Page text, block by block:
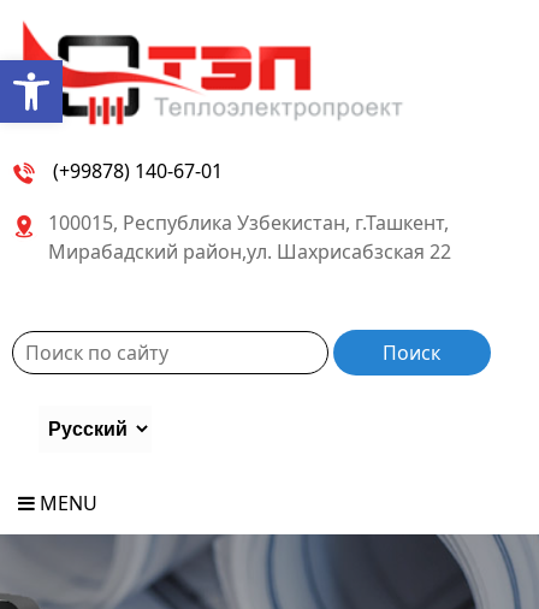
Open toolbar
(+99878) 140-67-01
100015, Республика Узбекистан, г.Ташкент,
Мирабадский район,ул. Шахрисабзская 22
MENU